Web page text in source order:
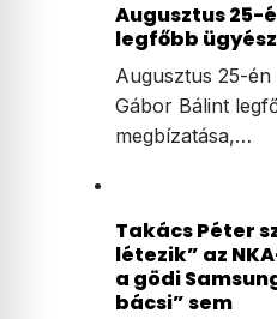
Augusztus 25-
legfőbb ügyész
Augusztus 25-
Gábor Bálint
megbízatása,…
Takács Péter
létezik” az
a gödi
bácsi” sem